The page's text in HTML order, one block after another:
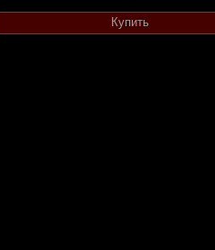
Купить